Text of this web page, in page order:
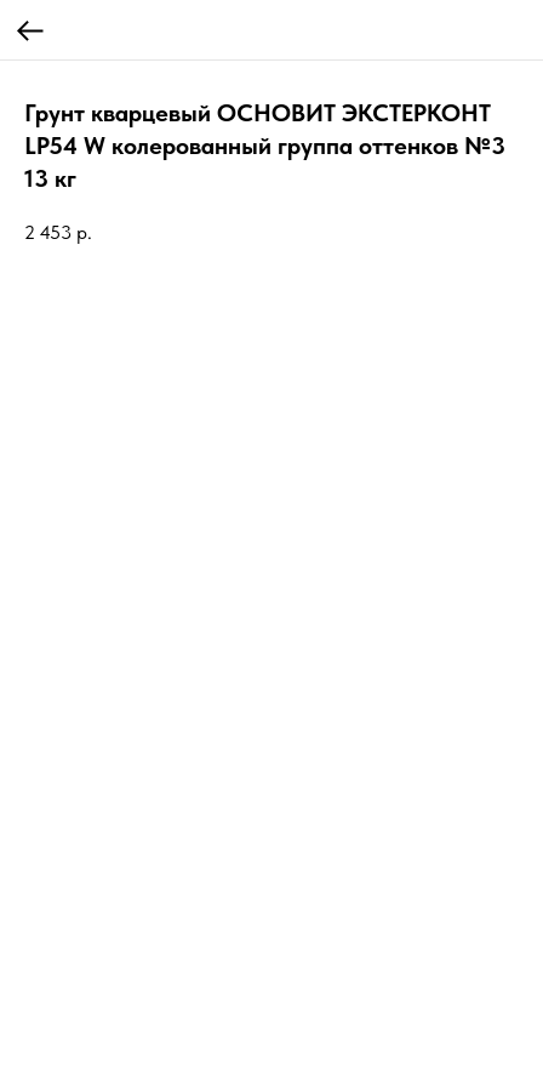
Грунт кварцевый ОСНОВИТ ЭКСТЕРКОНТ
LP54 W колерованный группа оттенков №3
13 кг
2 453 р.